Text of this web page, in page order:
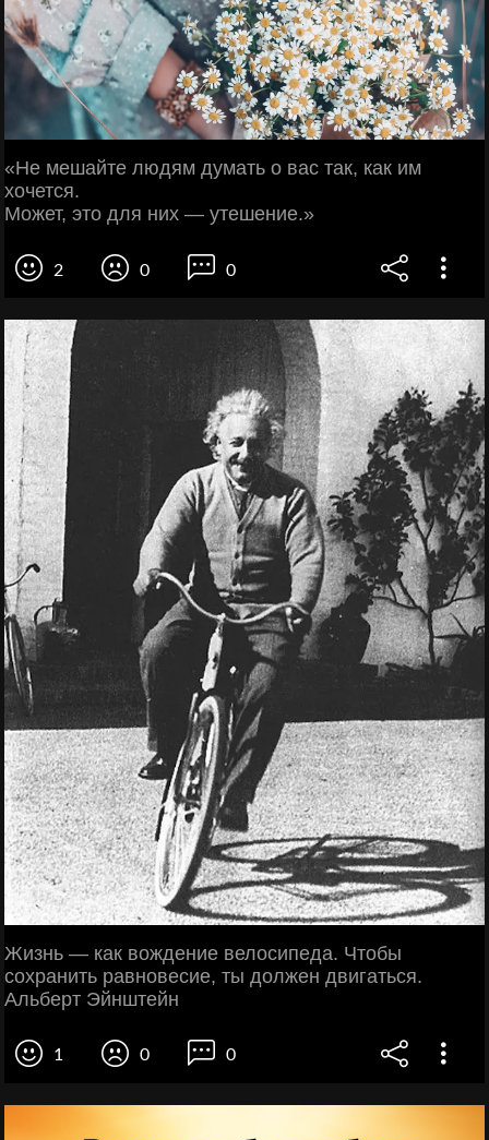
«Не мешайте людям думать о вас так, как им
хочется.
Может, это для них — утешение.»
2 0 0
Жизнь — как вождение велосипеда. Чтобы
сохранить равновесие, ты должен двигаться.
Альберт Эйнштейн
1 0 0